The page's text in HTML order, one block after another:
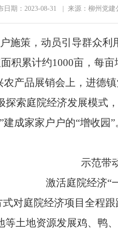
日期：2023-08-31 | 来源：柳州党
施策，动员引导群众
积累计约1000亩，每亩
产品展销会上，进德
索庭院经济发展模式
建成家家户户的“增收园”
示范带
激活庭院经济“
式对庭院经济项目全程
土地资源发展鸡、鸭